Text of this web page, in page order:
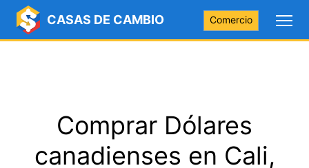
CASAS DE CAMBIO Comercio
Comprar Dólares
canadienses en Cali,